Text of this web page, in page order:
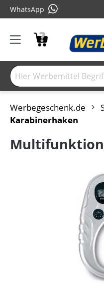
WhatsApp
Werbegeschenk.de
Karabinerhaken